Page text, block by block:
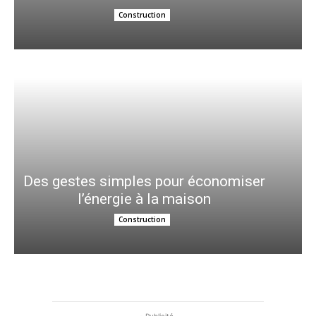
Construction
Des gestes simples pour économiser
l’énergie à la maison
Construction